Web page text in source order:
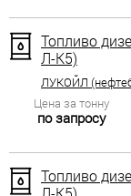
Топливо
Л-К5)
ЛУКОЙЛ
Цена за тонну
по запросу
Топливо